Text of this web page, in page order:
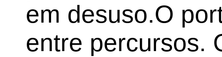
em desuso.O
entre percursos.